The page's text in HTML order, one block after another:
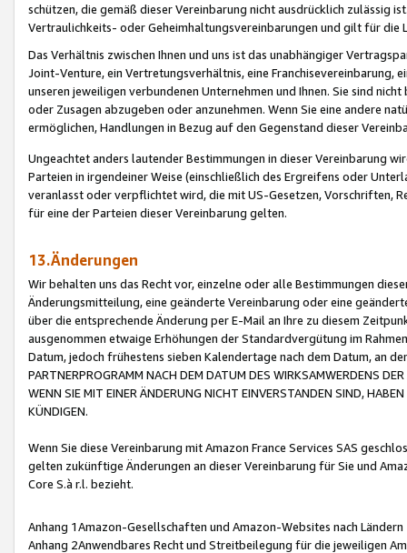
schützen, die gemäß dieser Vereinbarung nicht ausdrücklich zulässig
Vertraulichkeits- oder Geheimhaltungsvereinbarungen und gilt für die
Das Verhältnis zwischen Ihnen und uns ist das unabhängiger
Joint-Venture, ein Vertretungsverhältnis, eine Franchisevereinbarung,
unseren jeweiligen verbundenen Unternehmen und Ihnen. Sie sind
oder Zusagen abzugeben oder anzunehmen. Wenn Sie eine andere
ermöglichen, Handlungen in Bezug auf den Gegenstand dieser
Ungeachtet anders lautender Bestimmungen in dieser Vereinbarung
Parteien in irgendeiner Weise (einschließlich des Ergreifens oder
veranlasst oder verpflichtet wird, die mit US-Gesetzen, Vorschriften,
für eine der Parteien dieser Vereinbarung gelten.
13.Änderungen
Wir behalten uns das Recht vor, einzelne oder alle Bestimmungen
Änderungsmitteilung, eine geänderte Vereinbarung oder eine
über die entsprechende Änderung per E-Mail an Ihre zu diesem
ausgenommen etwaige Erhöhungen der Standardvergütung im
Datum, jedoch frühestens sieben Kalendertage nach dem Datum, an
PARTNERPROGRAMM NACH DEM DATUM DES WIRKSAMWERDENS
WENN SIE MIT EINER ÄNDERUNG NICHT EINVERSTANDEN SIND,
KÜNDIGEN.
Wenn Sie diese Vereinbarung mit Amazon France Services SAS
gelten zukünftige Änderungen an dieser Vereinbarung für Sie und
Core S.à r.l. bezieht.
Anhang 1Amazon-Gesellschaften und Amazon-Websites nach Ländern
Anhang 2Anwendbares Recht und Streitbeilegung für die jeweiligen